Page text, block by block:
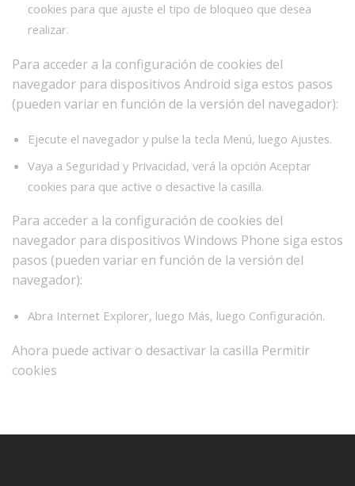
cookies para que ajuste el tipo de bloqueo que desea
realizar.
Para acceder a la configuración de cookies del
navegador para dispositivos Android siga estos pasos
(pueden variar en función de la versión del navegador):
Ejecute el navegador y pulse la tecla Menú, luego Ajustes.
Vaya a Seguridad y Privacidad, verá la opción Aceptar
cookies para que active o desactive la casilla.
Para acceder a la configuración de cookies del
navegador para dispositivos Windows Phone siga estos
pasos (pueden variar en función de la versión del
navegador):
Abra Internet Explorer, luego Más, luego Configuración.
Ahora puede activar o desactivar la casilla Permitir
cookies